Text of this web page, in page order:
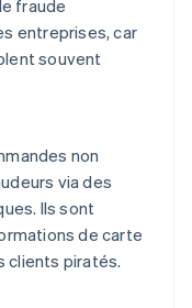
fraude
entreprises, car
souvent
non
via des
Ils sont
de carte
clients piratés.